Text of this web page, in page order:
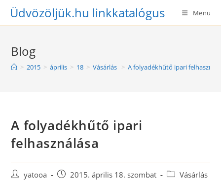
SkipÜdvözöljük.hu linkkatalógus Menu
Blog
> 2015 > április > 18 > Vásárlás > A folyadékhűtő ipari
A folyadékhűtő ipari
felhasználása
Postyatooa
Post2015. április 18. szombat
PostVásárlás